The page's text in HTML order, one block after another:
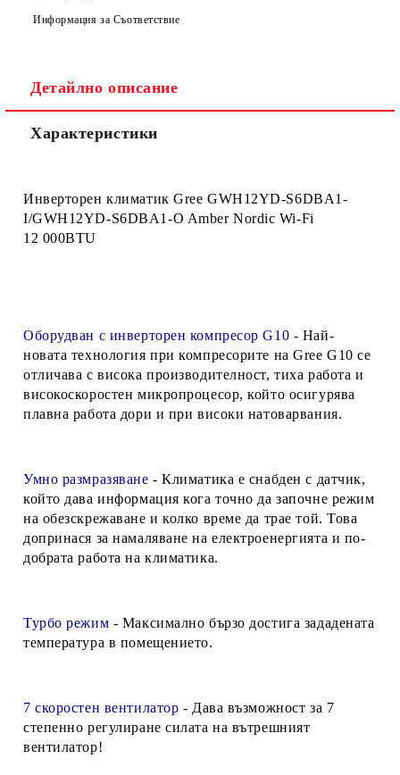
Информация за Съответствие
Детайлно описание
Характеристики
Инверторен климатик Gree GWH12YD-S6DBA1-
I/GWH12YD-S6DBA1-O Amber Nordic Wi-Fi
12 000BTU
Оборудван с инверторен компресор G10 - Най-
новата технология при компресорите на Gree G10 се
отличава с висока производителност, тиха работа и
високоскоростен микропроцесор, който осигурява
плавна работа дори и при високи натоварвания.
Умно размразяване - Климатика е снабден с датчик,
който дава информация кога точно да започне режим
на обезскрежаване и колко време да трае той. Това
допринася за намаляване на електроенергията и по-
добрата работа на климатика.
Турбо режим - Максимално бързо достига зададената
температура в помещението.
7 скоростен вентилатор - Дава възможност за 7
степенно регулиране силата на вътрешният
вентилатор!